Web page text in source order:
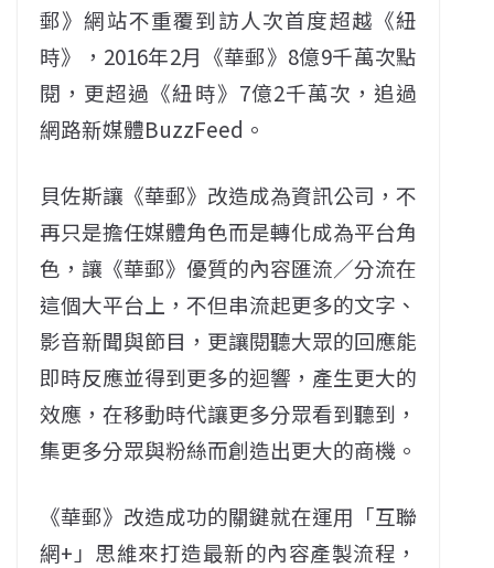
郵》網站不重覆到訪人次首度超越《紐
時》，2016年2月《華郵》8億9千萬次點
閱，更超過《紐時》7億2千萬次，追過
網路新媒體BuzzFeed。
貝佐斯讓《華郵》改造成為資訊公司，不
再只是擔任媒體角色而是轉化成為平台角
色，讓《華郵》優質的內容匯流／分流在
這個大平台上，不但串流起更多的文字、
影音新聞與節目，更讓閱聽大眾的回應能
即時反應並得到更多的迴響，產生更大的
效應，在移動時代讓更多分眾看到聽到，
集更多分眾與粉絲而創造出更大的商機。
《華郵》改造成功的關鍵就在運用「互聯
網+」思維來打造最新的內容產製流程，